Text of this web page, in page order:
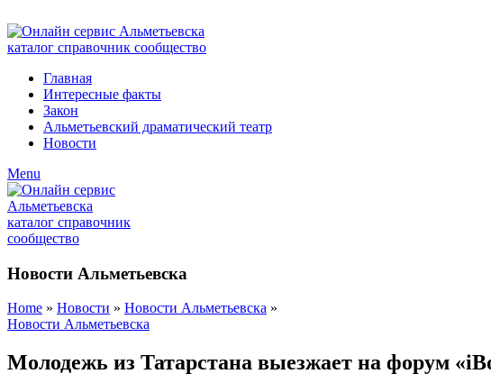
Главная
Интересные факты
Закон
Альметьевский драматический театр
Новости
Menu
Новости Альметьевска
Home » Новости » Новости Альметьевска »
Новости Альметьевска
Молодежь из Татарстана выезжает на форум